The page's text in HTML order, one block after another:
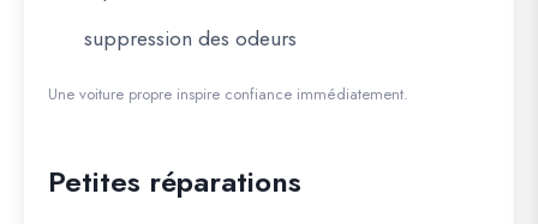
suppression des odeurs
Une voiture propre inspire confiance immédiatement.
Petites réparations